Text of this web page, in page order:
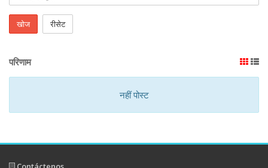
खोज रीसेट
परिणाम
नहीं पोस्ट